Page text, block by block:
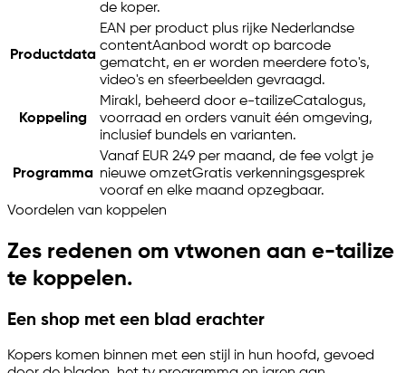
de koper.
Productdata
EAN per product plus rijke Nederlandse
contentAanbod wordt op barcode
gematcht, en er worden meerdere foto's,
video's en sfeerbeelden gevraagd.
Koppeling
Mirakl, beheerd door e-tailizeCatalogus,
voorraad en orders vanuit één omgeving,
inclusief bundels en varianten.
Programma
Vanaf EUR 249 per maand, de fee volgt je
nieuwe omzetGratis verkenningsgesprek
vooraf en elke maand opzegbaar.
Voordelen van koppelen
Zes redenen om vtwonen aan e-tailize
te koppelen.
Een shop met een blad erachter
Kopers komen binnen met een stijl in hun hoofd, gevoed